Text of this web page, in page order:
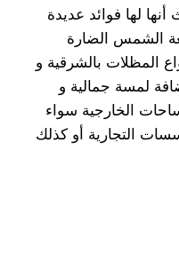
أنها لها فوائد عديدة
الشمس الضارة
المظلات بالشرقية و
لمسة جمالية و
الخارجية سواء
التجارية أو كذلك